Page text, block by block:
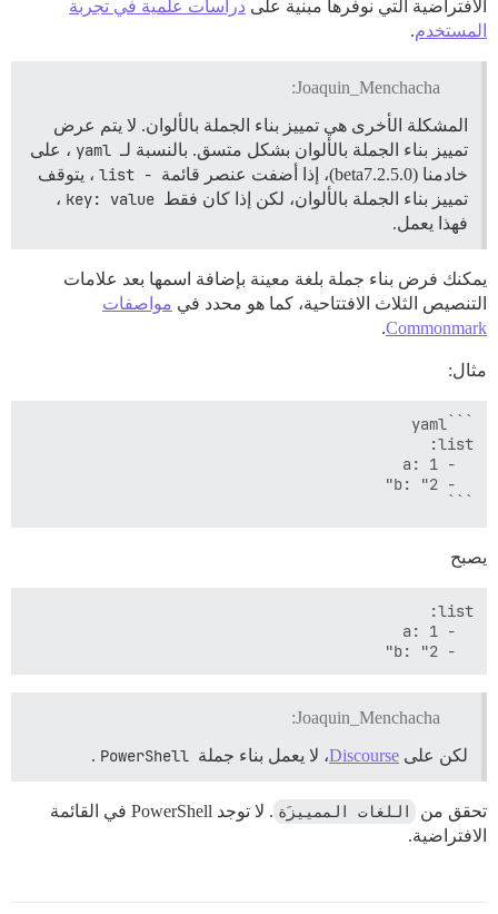
الافتراضية التي نوفرها مبنية على دراسات علمية في تجربة
المستخدم.
Joaquin_Menchacha:
المشكلة الأخرى هي تمييز بناء الجملة بالألوان. لا يتم عرض
تمييز بناء الجملة بالألوان بشكل متسق. بالنسبة لـ yaml ، على
خادمنا (2.5.0.beta7)، إذا أضفت عنصر قائمة
- list
، يتوقف
تمييز بناء الجملة بالألوان، لكن إذا كان فقط key: value ،
فهذا يعمل.
يمكنك فرض بناء جملة بلغة معينة بإضافة اسمها بعد علامات
التنصيص الثلاث الافتتاحية، كما هو محدد في مواصفات
Commonmark
.
مثال:
يصبح
  - b: "2"
Joaquin_Menchacha:
لكن على Discourse، لا يعمل بناء جملة PowerShell
.
تحقق من اللغات الممييزَة
. لا توجد PowerShell في القائمة
الافتراضية.